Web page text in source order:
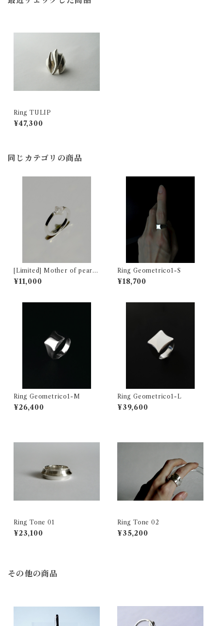
Ring TULIP
¥47,300
同じカテゴリの商品
[Limited] Mother of pearl
Ring
¥11,000
Ring Geometrico1-S
¥18,700
Ring Geometrico1-M
¥26,400
Ring Geometrico1-L
¥39,600
Ring Tone 01
¥23,100
Ring Tone 02
¥35,200
その他の商品